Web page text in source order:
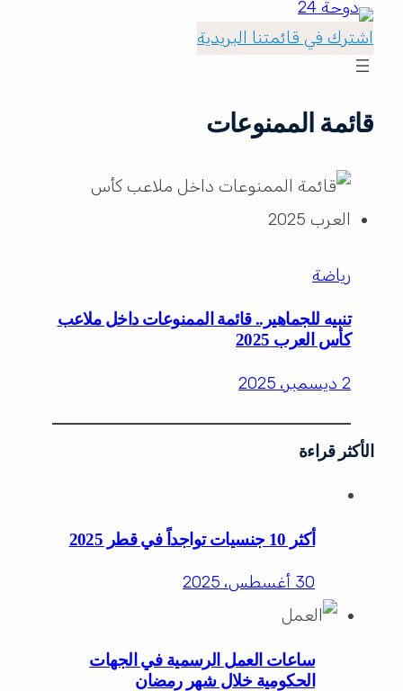
اشترك في قائمتنا البريدية
قائمة الممنوعات
رياضة
تنبيه للجماهير.. قائمة الممنوعات داخل ملاعب
كأس العرب 2025
2 ديسمبر، 2025
الأكثر قراءة
أكثر 10 جنسيات تواجداً في قطر 2025
30 أغسطس، 2025
ساعات العمل الرسمية في الجهات
الحكومية خلال شهر رمضان